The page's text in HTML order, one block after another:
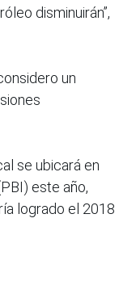
disminuirán”,
un
se ubicará en
este año,
logrado el 2018